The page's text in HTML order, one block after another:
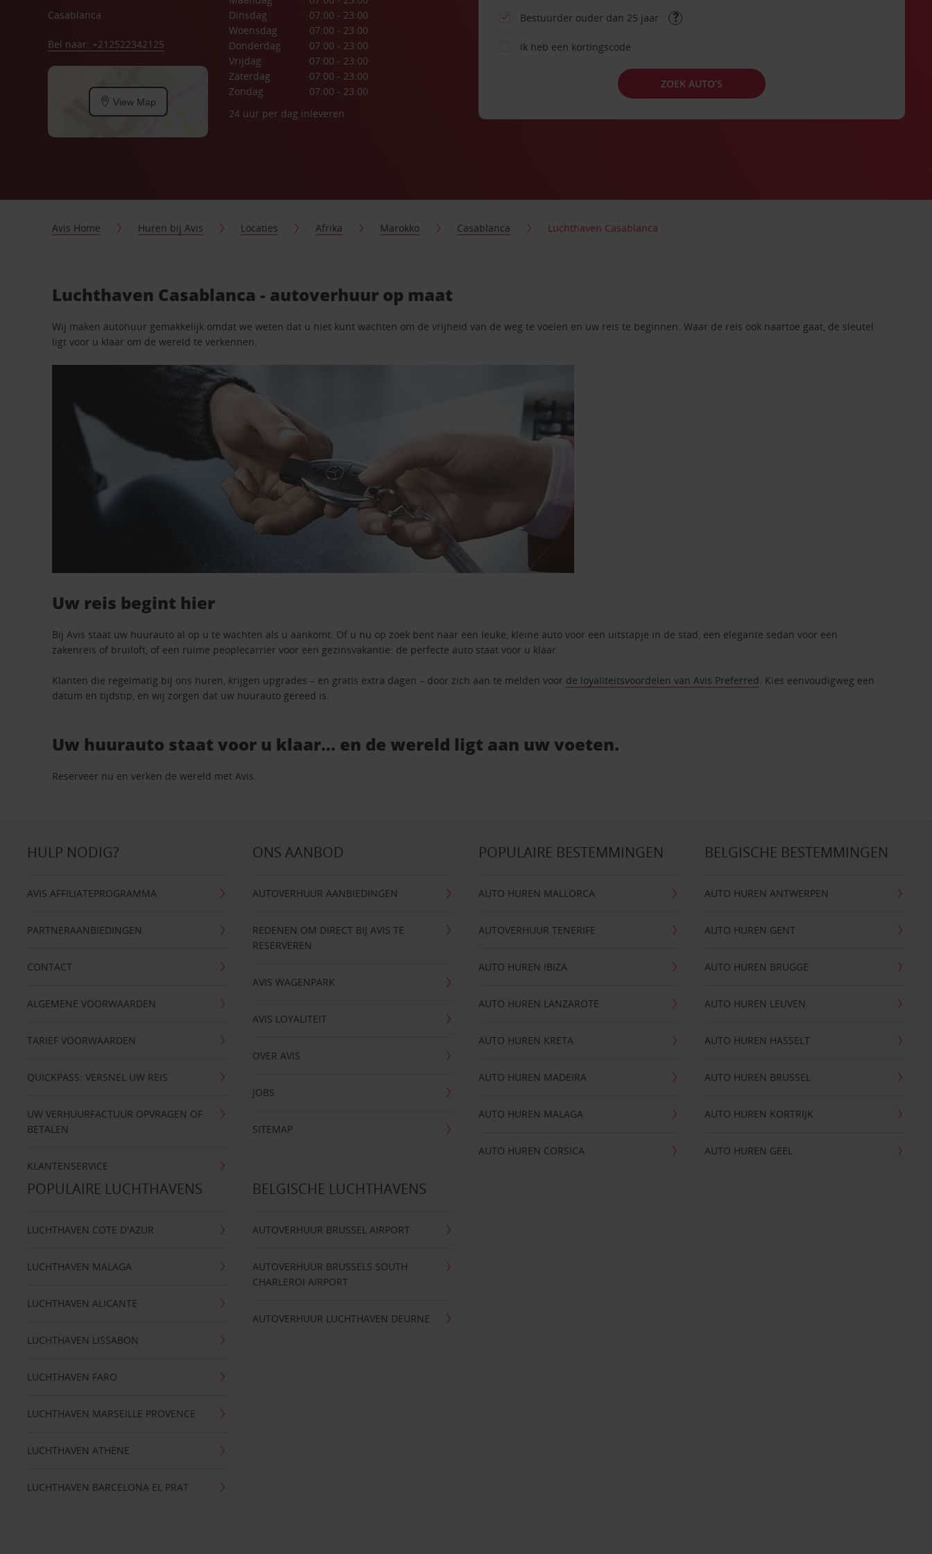
Casablanca
Bel naar: +212522342125
View Map
Dinsdag
07:00 - 23:00
Woensdag
07:00 - 23:00
Donderdag
07:00 - 23:00
Vrijdag
07:00 - 23:00
Zaterdag
07:00 - 23:00
Zondag
07:00 - 23:00
24 uur per dag inleveren
Bestuurder ouder dan 25 jaar
Ik heb een kortingscode
ZOEK AUTO’S
Avis Home Huren bij Avis Locaties Afrika Marokko Casablanca Luchthaven Casablanca
Luchthaven Casablanca - autoverhuur op maat
Wij maken autohuur gemakkelijk omdat we weten dat u niet kunt wachten om de vrijheid van de weg te voelen en uw reis te beginnen. Waar de reis ook naartoe gaat, de sleutel
ligt voor u klaar om de wereld te verkennen.
Uw reis begint hier
Bij Avis staat uw huurauto al op u te wachten als u aankomt. Of u nu op zoek bent naar een leuke, kleine auto voor een uitstapje in de stad, een elegante sedan voor een
zakenreis of bruiloft, of een ruime peoplecarrier voor een gezinsvakantie: de perfecte auto staat voor u klaar.
Klanten die regelmatig bij ons huren, krijgen upgrades – en gratis extra dagen – door zich aan te melden voor de loyaliteitsvoordelen van Avis Preferred. Kies eenvoudigweg een
datum en tijdstip, en wij zorgen dat uw huurauto gereed is.
Uw huurauto staat voor u klaar… en de wereld ligt aan uw voeten.
Reserveer nu en verken de wereld met Avis.
HULP NODIG?
AVIS AFFILIATEPROGRAMMA
PARTNERAANBIEDINGEN
CONTACT
ALGEMENE VOORWAARDEN
TARIEF VOORWAARDEN
QUICKPASS: VERSNEL UW REIS
UW VERHUURFACTUUR OPVRAGEN OF
BETALEN
KLANTENSERVICE
ONS AANBOD
AUTOVERHUUR AANBIEDINGEN
REDENEN OM DIRECT BIJ AVIS TE
RESERVEREN
AVIS WAGENPARK
AVIS LOYALITEIT
OVER AVIS
JOBS
SITEMAP
POPULAIRE BESTEMMINGEN
AUTO HUREN MALLORCA
AUTOVERHUUR TENERIFE
AUTO HUREN IBIZA
AUTO HUREN LANZAROTE
AUTO HUREN KRETA
AUTO HUREN MADEIRA
AUTO HUREN MALAGA
AUTO HUREN CORSICA
BELGISCHE BESTEMMINGEN
AUTO HUREN ANTWERPEN
AUTO HUREN GENT
AUTO HUREN BRUGGE
AUTO HUREN LEUVEN
AUTO HUREN HASSELT
AUTO HUREN BRUSSEL
AUTO HUREN KORTRIJK
AUTO HUREN GEEL
POPULAIRE LUCHTHAVENS
LUCHTHAVEN COTE D'AZUR
LUCHTHAVEN MALAGA
LUCHTHAVEN ALICANTE
LUCHTHAVEN LISSABON
LUCHTHAVEN FARO
LUCHTHAVEN MARSEILLE PROVENCE
LUCHTHAVEN ATHENE
LUCHTHAVEN BARCELONA EL PRAT
BELGISCHE LUCHTHAVENS
AUTOVERHUUR BRUSSEL AIRPORT
AUTOVERHUUR BRUSSELS SOUTH
CHARLEROI AIRPORT
AUTOVERHUUR LUCHTHAVEN DEURNE